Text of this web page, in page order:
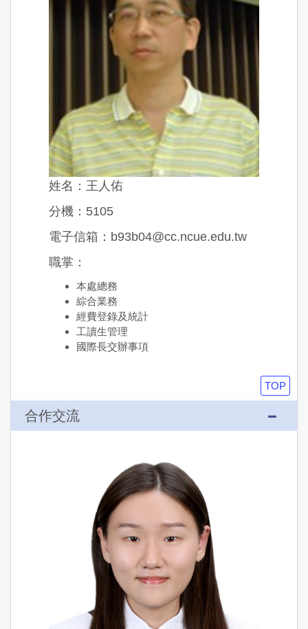
姓名：王人佑
分機：5105
電子信箱：b93b04@cc.ncue.edu.tw
職掌：
本處總務
綜合業務
經費登錄及統計
工讀生管理
國際長交辦事項
TOP
合作交流